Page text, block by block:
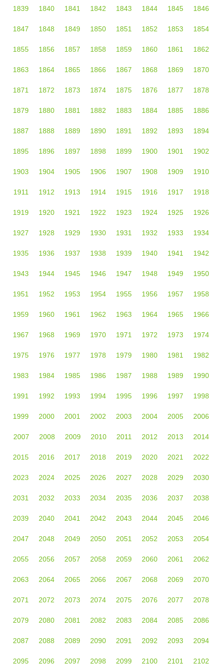
1839 1840 1841 1842 1843 1844 1845 1846
1847 1848 1849 1850 1851 1852 1853 1854
1855 1856 1857 1858 1859 1860 1861 1862
1863 1864 1865 1866 1867 1868 1869 1870
1871 1872 1873 1874 1875 1876 1877 1878
1879 1880 1881 1882 1883 1884 1885 1886
1887 1888 1889 1890 1891 1892 1893 1894
1895 1896 1897 1898 1899 1900 1901 1902
1903 1904 1905 1906 1907 1908 1909 1910
1911 1912 1913 1914 1915 1916 1917 1918
1919 1920 1921 1922 1923 1924 1925 1926
1927 1928 1929 1930 1931 1932 1933 1934
1935 1936 1937 1938 1939 1940 1941 1942
1943 1944 1945 1946 1947 1948 1949 1950
1951 1952 1953 1954 1955 1956 1957 1958
1959 1960 1961 1962 1963 1964 1965 1966
1967 1968 1969 1970 1971 1972 1973 1974
1975 1976 1977 1978 1979 1980 1981 1982
1983 1984 1985 1986 1987 1988 1989 1990
1991 1992 1993 1994 1995 1996 1997 1998
1999 2000 2001 2002 2003 2004 2005 2006
2007 2008 2009 2010 2011 2012 2013 2014
2015 2016 2017 2018 2019 2020 2021 2022
2023 2024 2025 2026 2027 2028 2029 2030
2031 2032 2033 2034 2035 2036 2037 2038
2039 2040 2041 2042 2043 2044 2045 2046
2047 2048 2049 2050 2051 2052 2053 2054
2055 2056 2057 2058 2059 2060 2061 2062
2063 2064 2065 2066 2067 2068 2069 2070
2071 2072 2073 2074 2075 2076 2077 2078
2079 2080 2081 2082 2083 2084 2085 2086
2087 2088 2089 2090 2091 2092 2093 2094
2095 2096 2097 2098 2099 2100 2101 2102